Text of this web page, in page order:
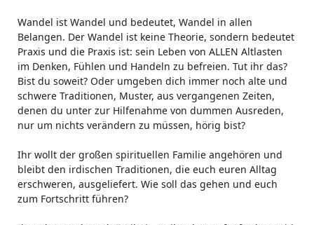
Wandel ist Wandel und bedeutet, Wandel in allen
Belangen. Der Wandel ist keine Theorie, sondern bedeutet
Praxis und die Praxis ist: sein Leben von ALLEN Altlasten
im Denken, Fühlen und Handeln zu befreien. Tut ihr das?
Bist du soweit? Oder umgeben dich immer noch alte und
schwere Traditionen, Muster, aus vergangenen Zeiten,
denen du unter zur Hilfenahme von dummen Ausreden,
nur um nichts verändern zu müssen, hörig bist?
Ihr wollt der großen spirituellen Familie angehören und
bleibt den irdischen Traditionen, die euch euren Alltag
erschweren, ausgeliefert. Wie soll das gehen und euch
zum Fortschritt führen?